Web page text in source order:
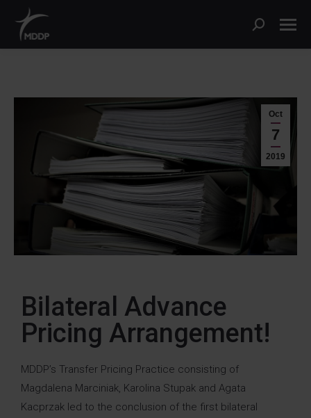
Oct
7
2019
Bilateral Advance
Pricing Arrangement!
MDDP’s Transfer Pricing Practice consisting of
Magdalena Marciniak, Karolina Stupak and Agata
Kacprzak led to the conclusion of the first bilateral